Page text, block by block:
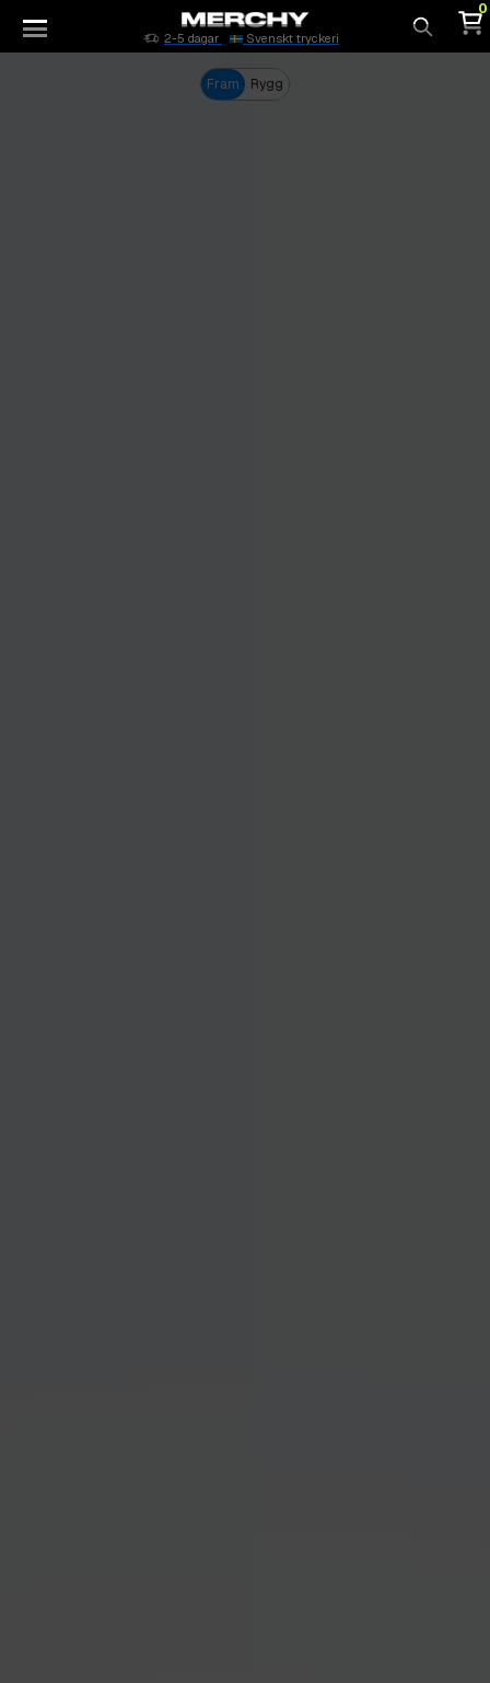
2-5 dagar Svenskt tryckeri
Sök
0
Fram Rygg